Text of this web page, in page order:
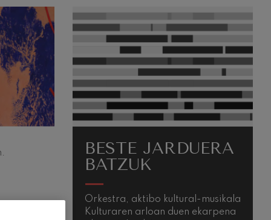
BESTE JARDUERA
BATZUK
Orkestra, aktibo kultural-musikala
Kulturaren arloan duen ekarpena